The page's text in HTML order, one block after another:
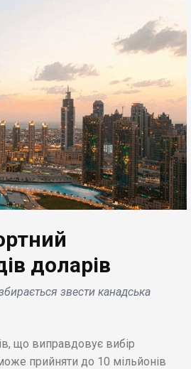
доларів
звести канадська
що виправдовує вибір
прийняти до 10 мільйонів
Dodge знімає з
виробництва бензинові
.